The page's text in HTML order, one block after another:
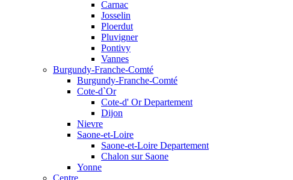
Carnac
Josselin
Ploerdut
Pluvigner
Pontivy
Vannes
Burgundy-Franche-Comté
Burgundy-Franche-Comté
Cote-d`Or
Cote-d' Or Departement
Dijon
Nievre
Saone-et-Loire
Saone-et-Loire Departement
Chalon sur Saone
Yonne
Centre